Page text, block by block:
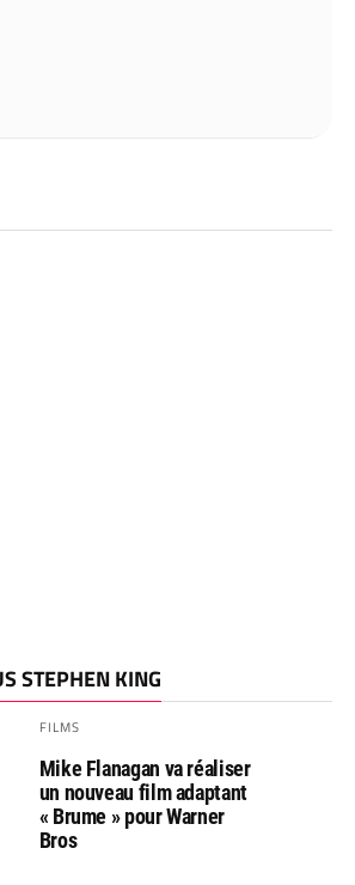
STEPHEN KING
FILMS
Mike Flanagan va réaliser
un nouveau film adaptant
« Brume » pour Warner
Bros